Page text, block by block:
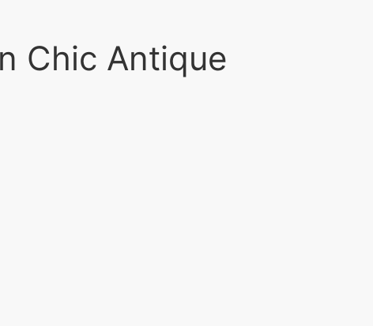
Chic Antique